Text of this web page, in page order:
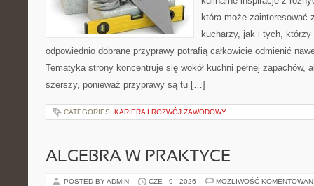
która może zainteresować
kucharzy, jak i tych, którzy
odpowiednio dobrane przyprawy potrafią całkowicie odmienić
Tematyka strony koncentruje się wokół kuchni pełnej zapachów,
szerszy, ponieważ przyprawy są tu […]
CATEGORIES: KARIERA I ROZWÓJ ZAWODOWY
ALGEBRA W PRAKTYCE
POSTED BY ADMIN CZE - 9 - 2026 MOŻLIWOŚĆ